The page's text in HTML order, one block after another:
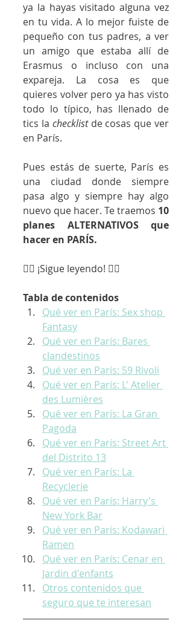
ya la hayas visitado alguna vez
en tu vida. A lo mejor fuiste de
pequeño con tus padres, a ver
un amigo que estaba allí de
Erasmus o incluso con una
expareja. La cosa es que
quieres volver pero ya has visto
todo lo típico, has llenado de
tics la checklist de cosas que ver
en París.
Pues estás de suerte, París es
una ciudad donde siempre
pasa algo y siempre hay algo
nuevo que hacer. Te traemos 10
planes ALTERNATIVOS que
hacer en PARÍS.
👇🏼 ¡Sigue leyendo! 👇🏼
Tabla de contenidos
Qué ver en París: Sex shop
Fantasy
Qué ver en París: Bares
clandestinos
Qué ver en París: 59 Rivoli
Qué ver en París: L' Atelier
des Lumières
Qué ver en París: La Gran
Pagoda
Qué ver en París: Street Art
del Distrito 13
Qué ver en París: La
Recyclerie
Qué ver en París: Harry's
New York Bar
Qué ver en París: Kodawari
Ramen
Qué ver en París: Cenar en
Jardin d'enfants
Otros contenidos que
seguro que te interesan